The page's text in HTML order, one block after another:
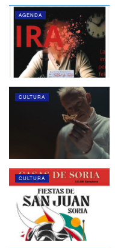
AGENDA
CULTURA
CULTURA